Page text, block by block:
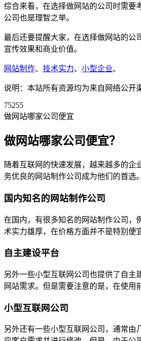
综合来看，在选择做网站的公司时需要
公司也是理智之举。
最后还要提醒大家，在选择做网站的公
宣传效果和商业价值。
网站制作、 技术实力、 小型企业、
说明：本站所有资源均为来自网络公开
75255
做网站哪家公司便宜
做网站哪家公司便宜？
随着互联网的快速发展，越来越多的
务优良的网站制作公司成为他们的首选。
国内知名的网站制作公司
在国内，有很多知名的网站制作公司，
术实力雄厚，在价格方面并不是特别便
自主建设平台
另外一些小型互联网公司也提供了自主
网站需求。但是需要注意的是，在使
小型互联网公司
另外还有一些小型互联网公司，通常由